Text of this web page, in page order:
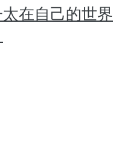
在自己的世界